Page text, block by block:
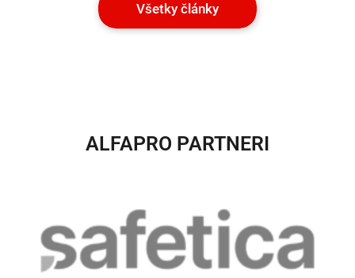
Všetky články
ALFAPRO PARTNERI​